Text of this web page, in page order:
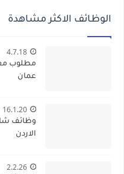
الوظائف الاكثر مشاهدة
4.7.18
مطلوب
عمان
16.1.20
وظائف
الاردن
2.2.26